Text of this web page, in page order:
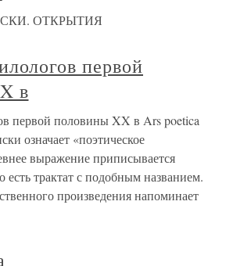
ОТКРЫТИЯ
первой
в
первой половины XX в Ars poetica
означает «поэтическое
выражение приписывается
есть трактат с подобным названием.
произведения напоминает